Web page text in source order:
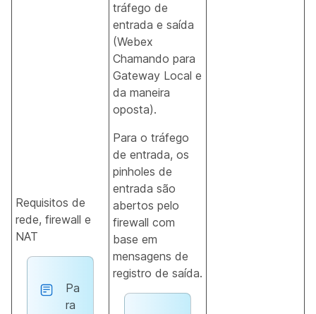
Requisitos de
rede, firewall e
NAT
Pa
ra
tráfego de
entrada e saída
(Webex
Chamando para
Gateway Local e
da maneira
oposta).
Para o tráfego
de entrada, os
pinholes de
entrada são
abertos pelo
firewall com
base em
mensagens de
registro de saída.